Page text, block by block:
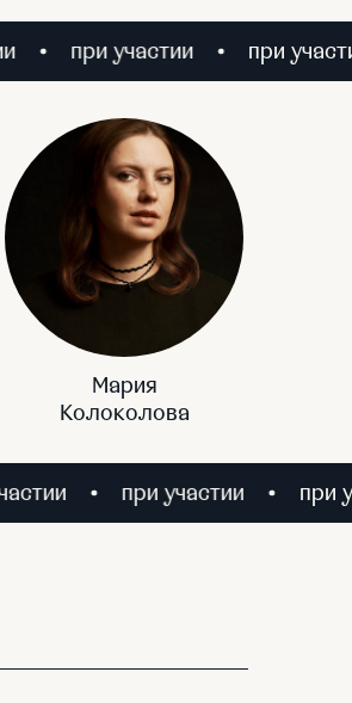
при участии при участии
Мария
Колоколова
при участии при участии